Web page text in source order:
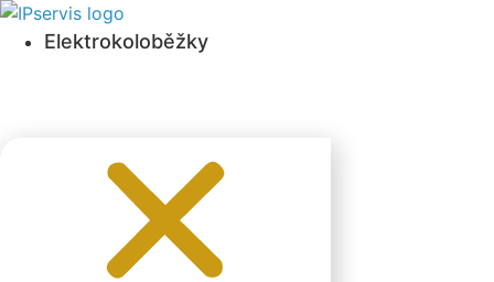
Přejít
k obsahuElektrokoloběžky